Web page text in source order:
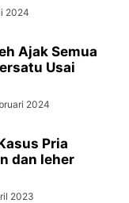
2024
Ajak Semua
Usai
2024
Pria
dan leher
2023